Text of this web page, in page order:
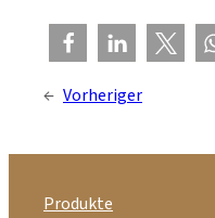
← Vorheriger
Produkte